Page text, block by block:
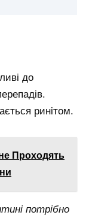
до
ринітом.
Проходять
потрібно